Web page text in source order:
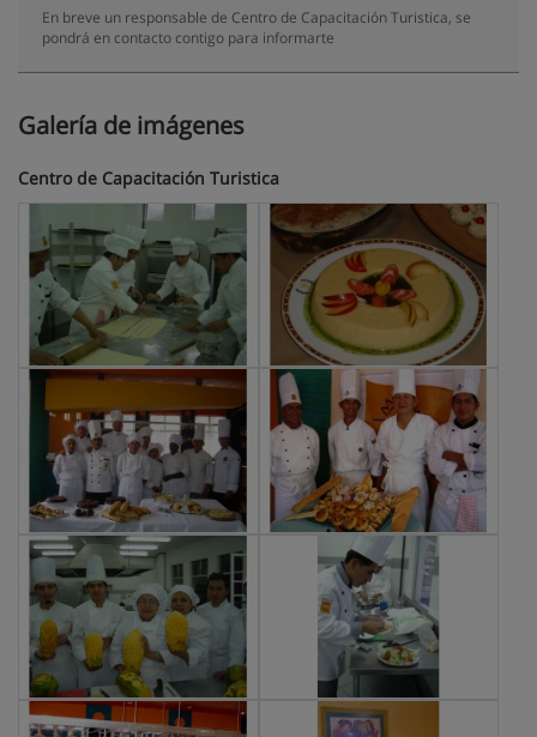
En breve un responsable de Centro de Capacitación Turistica, se
pondrá en contacto contigo para informarte
Galería de imágenes
Centro de Capacitación Turistica